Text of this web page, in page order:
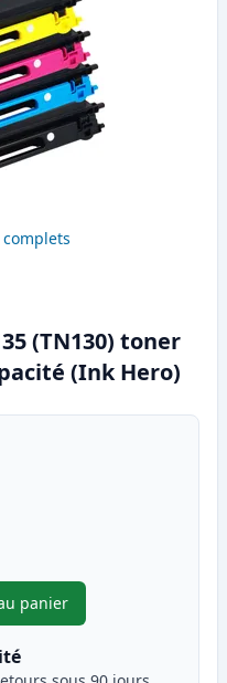
(TN130) toner
(Ink Hero)
panier
,Pack de 4 Brother TN135